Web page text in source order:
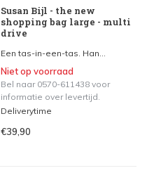
Susan Bijl - the new
shopping bag large - multi
drive
Een tas-in-een-tas. Han...
Niet op voorraad
Bel naar 0570-611438 voor
informatie over levertijd.
Deliverytime
€39,90